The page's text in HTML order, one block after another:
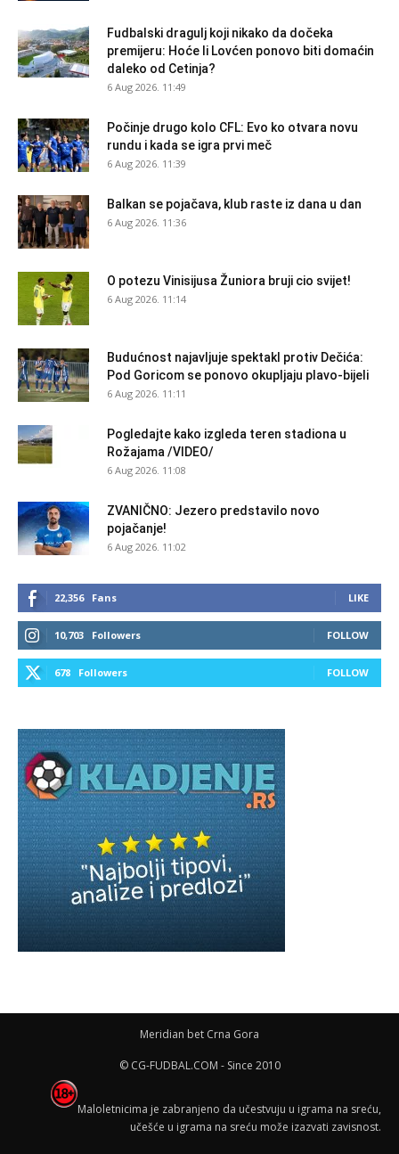
Fudbalski dragulj koji nikako da dočeka
premijeru: Hoće li Lovćen ponovo biti domaćin
daleko od Cetinja?
6 Aug 2026. 11:49
Počinje drugo kolo CFL: Evo ko otvara novu
rundu i kada se igra prvi meč
6 Aug 2026. 11:39
Balkan se pojačava, klub raste iz dana u dan
6 Aug 2026. 11:36
O potezu Vinisijusa Žuniora bruji cio svijet!
6 Aug 2026. 11:14
Budućnost najavljuje spektakl protiv Dečića:
Pod Goricom se ponovo okupljaju plavo-bijeli
6 Aug 2026. 11:11
Pogledajte kako izgleda teren stadiona u
Rožajama /VIDEO/
6 Aug 2026. 11:08
ZVANIČNO: Jezero predstavilo novo
pojačanje!
6 Aug 2026. 11:02
22,356 Fans LIKE
10,703 Followers FOLLOW
678 Followers FOLLOW
Meridian bet Crna Gora
© CG-FUDBAL.COM - Since 2010
Maloletnicima je zabranjeno da učestvuju u igrama na sreću,
učešće u igrama na sreću može izazvati zavisnost.